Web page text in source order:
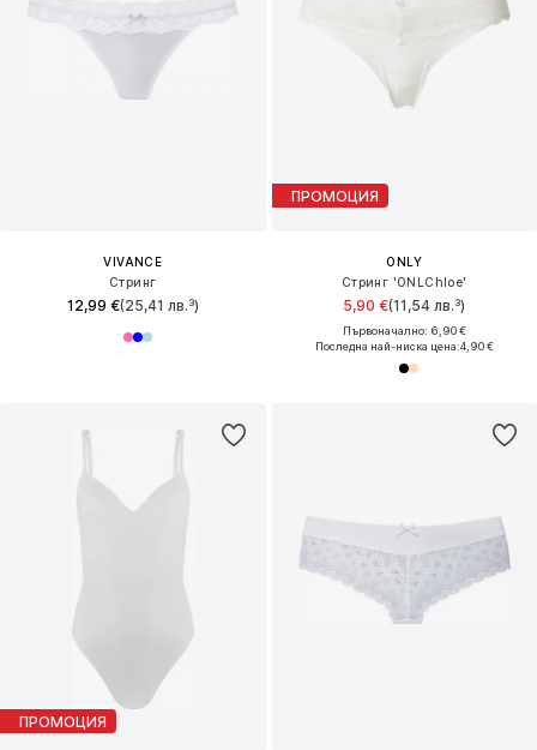
VIVANCE
Стринг
12,99 €(25,41 лв.³)
ПРОМОЦИЯ
ONLY
Стринг 'ONLChloe'
5,90 €(11,54 лв.³)
Първоначално: 6,90 €
Последна най-ниска цена:4,90 €
ПРОМОЦИЯ